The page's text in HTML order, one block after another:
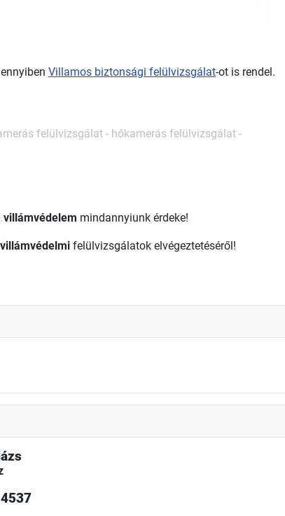
Villamos biztonsági felülvizsgálat-ot is rendel.
felülvizsgálat - hőkamerás felülvizsgálat -
villámvédelem mindannyiunk érdeke!
villámvédelmifelülvizsgálatok elvégeztetéséről!